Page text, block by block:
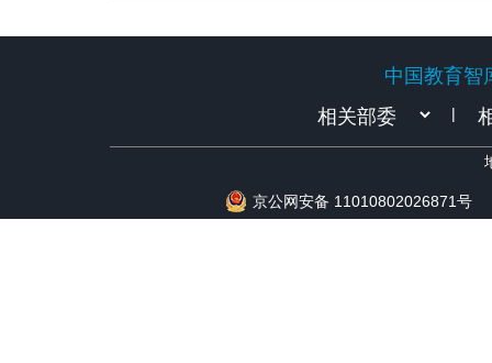
中国教育智
|
京公网安备 11010802026871号